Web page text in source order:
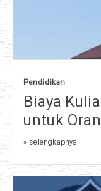
Pendidikan
Biaya
untuk
» selengkapnya